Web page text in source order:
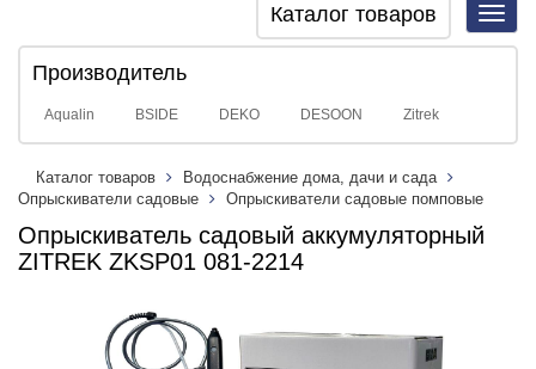
Каталог товаров
Производитель
Aqualin BSIDE DEKO DESOON Zitrek
Каталог товаров
Водоснабжение дома, дачи и сада
Опрыскиватели садовые
Опрыскиватели садовые помповые
Опрыскиватель садовый аккумуляторный
ZITREK ZKSP01 081-2214